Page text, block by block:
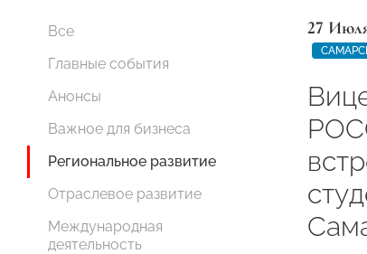
Все
Главные события
Анонсы
Важное для бизнеса
Региональное развитие
Отраслевое развитие
Международная
деятельность
27